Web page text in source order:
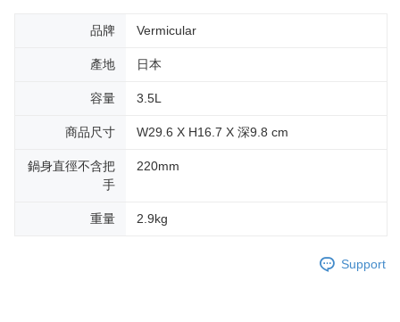
品牌 Vermicular
產地 日本
容量 3.5L
商品尺寸 W29.6 X H16.7 X 深9.8 cm
鍋身直徑不含把
手
220mm
重量 2.9kg
Support